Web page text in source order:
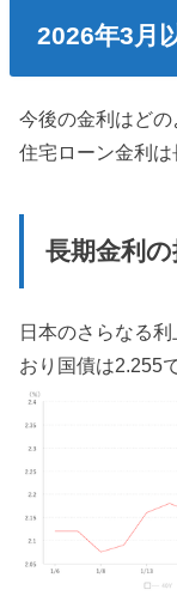
2026年3月
今後の金利はどの
住宅ローン金利は
長期金利
日本のさらなる
おり国債は2.255